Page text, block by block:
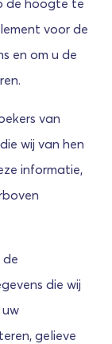
de hoogte te
voor de
en om u de
van
wij van hen
informatie,
de
die wij
gelieve